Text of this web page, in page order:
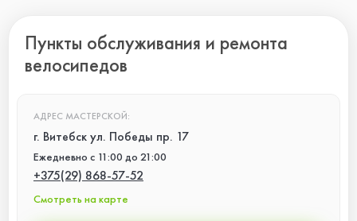
Пункты обслуживания и ремонта
велосипедов
АДРЕС МАСТЕРСКОЙ:
г. Витебск ул. Победы пр. 17
Ежедневно с 11:00 до 21:00
+375(29) 868-57-52
Смотреть на карте